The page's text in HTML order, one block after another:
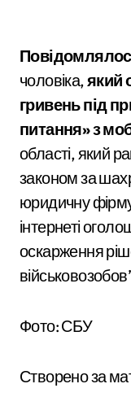
чоловіка,який
гривень під
питання» з
області, який
законом за
юридичну
інтернеті
оскарження
Фото: СБУ
Створено за